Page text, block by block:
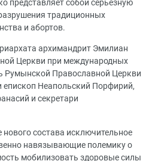
представляет собой серьезную
традиционных
и абортов.
архимандрит Эмилиан
Церкви при международных
Румынской Православной Церкви
епископ Неапольский Порфирий,
и секретари
состава исключительное
навязывающие полемику о
мобилизовать здоровые силы